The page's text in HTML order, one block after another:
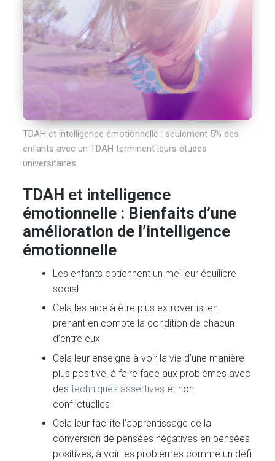
TDAH et intelligence émotionnelle : seulement 5% des
enfants avec un TDAH terminent leurs études
universitaires
TDAH et intelligence
émotionnelle : Bienfaits d’une
amélioration de l’intelligence
émotionnelle
Les enfants obtiennent un meilleur équilibre
social
Cela les aide à être plus extrovertis, en
prenant en compte la condition de chacun
d’entre eux
Cela leur enseigne à voir la vie d’une manière
plus positive, à faire face aux problèmes avec
destechniques assertives et non
conflictuelles
Cela leur facilite l’apprentissage de la
conversion de pensées négatives en pensées
positives, à voir les problèmes comme un défi